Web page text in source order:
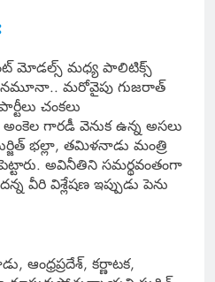
మోడల్స్ మధ్య పాలిటిక్స్
మరోవైపు గుజరాత్
చంకలు
గారడీ వెనుక ఉన్న అసలు
భల్లా, తమిళనాడు మంత్రి
అవినీతిని సమర్థవంతంగా
వీరి విశ్లేషణ ఇప్పుడు పెను
ఆంధ్రప్రదేశ్, కర్ణాటక,